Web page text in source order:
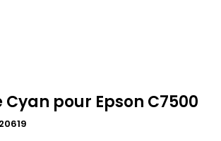
pour Epson C7500